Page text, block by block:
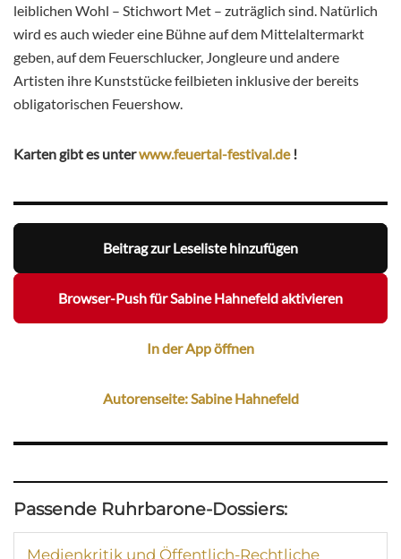
leiblichen Wohl – Stichwort Met – zuträglich sind. Natürlich
wird es auch wieder eine Bühne auf dem Mittelaltermarkt
geben, auf dem Feuerschlucker, Jongleure und andere
Artisten ihre Kunststücke feilbieten inklusive der bereits
obligatorischen Feuershow.
Karten gibt es unterwww.feuertal-festival.de!
Beitrag zur Leseliste hinzufügen
Browser-Push für Sabine Hahnefeld aktivieren
In der App öffnen
Autorenseite: Sabine Hahnefeld
Passende Ruhrbarone-Dossiers:
Medienkritik und Öffentlich-Rechtliche